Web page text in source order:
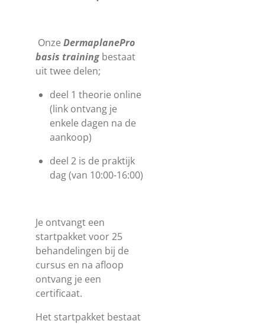
Onze DermaplanePro
basis training bestaat
uit twee delen;
deel 1 theorie online
(link ontvang je
enkele dagen na de
aankoop)
deel 2 is de praktijk
dag (van 10:00-16:00)
Je ontvangt een
startpakket voor 25
behandelingen bij de
cursus en na afloop
ontvang je een
certificaat.
Het startpakket bestaat